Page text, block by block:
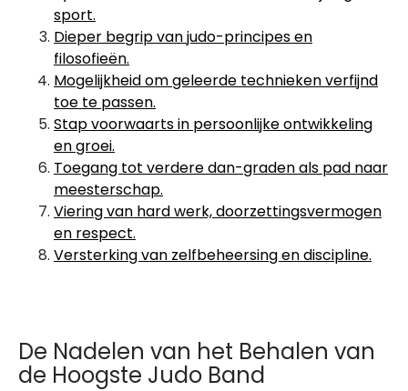
sport.
Dieper begrip van judo-principes en
filosofieën.
Mogelijkheid om geleerde technieken verfijnd
toe te passen.
Stap voorwaarts in persoonlijke ontwikkeling
en groei.
Toegang tot verdere dan-graden als pad naar
meesterschap.
Viering van hard werk, doorzettingsvermogen
en respect.
Versterking van zelfbeheersing en discipline.
De Nadelen van het Behalen van
de Hoogste Judo Band